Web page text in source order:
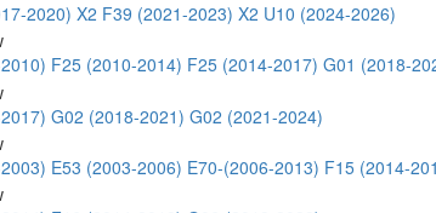
2020) X2 F39 (2021-2023) X2 U10 (2024-2026)
F25 (2010-2014) F25 (2014-2017) G01 (2018-
G02 (2018-2021) G02 (2021-2024)
E53 (2003-2006) E70-(2006-2013) F15 (2014-